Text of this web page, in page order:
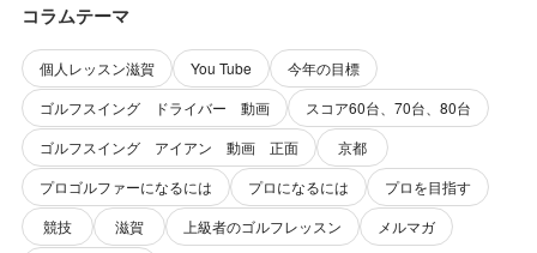
コラムテーマ
個人レッスン滋賀 You Tube
今年の目標
ゴルフスイング ドライバー 動画
スコア60台、70台、80台
ゴルフスイング アイアン 動画 正面
京都
プロゴルファーになるには
プロになるには
プロを目指す
競技
滋賀 上級者のゴルフレッスン
メルマガ